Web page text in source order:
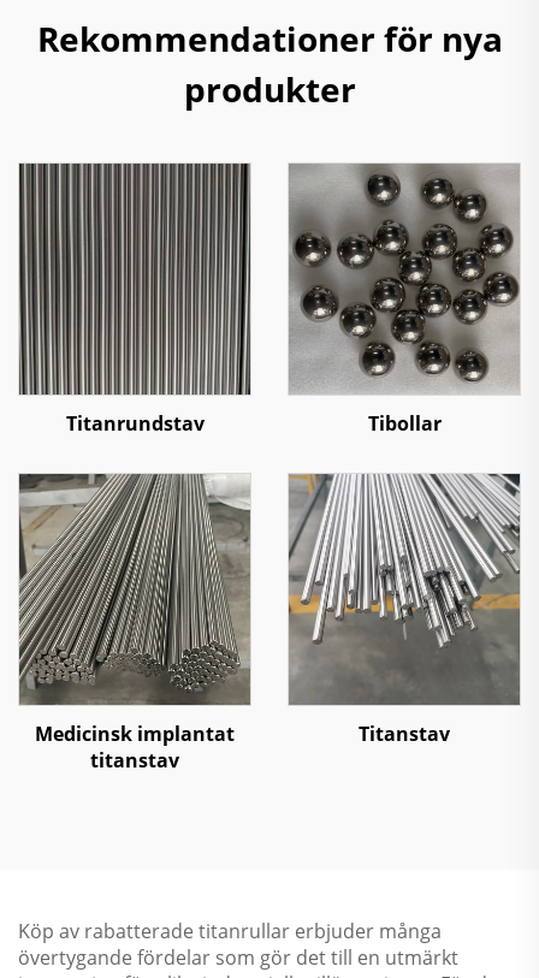
Rekommendationer för nya
produkter
Titanrundstav Tibollar
Medicinsk implantat
titanstav
Titanstav
Köp av rabatterade titanrullar erbjuder många
övertygande fördelar som gör det till en utmärkt